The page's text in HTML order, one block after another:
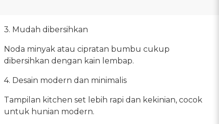
3. Mudah dibersihkan
Noda minyak atau cipratan bumbu cukup
dibersihkan dengan kain lembap.
4. Desain modern dan minimalis
Tampilan kitchen set lebih rapi dan kekinian, cocok
untuk hunian modern.